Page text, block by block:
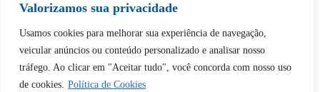
Valorizamos sua privacidade
Usamos cookies para melhorar sua experiência de navegação,
veicular anúncios ou conteúdo personalizado e analisar nosso
tráfego. Ao clicar em "Aceitar tudo", você concorda com nosso uso
de cookies. Política de Cookies
Sim Não